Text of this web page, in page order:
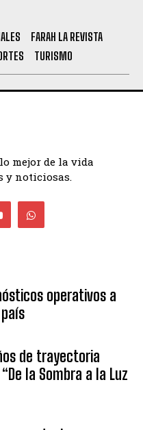
FARAH LA REVISTA
TURISMO
mejor de la vida
y noticiosas.
operativos a
de trayectoria
la Sombra a la Luz